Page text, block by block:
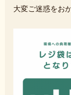
大変ご迷惑をお